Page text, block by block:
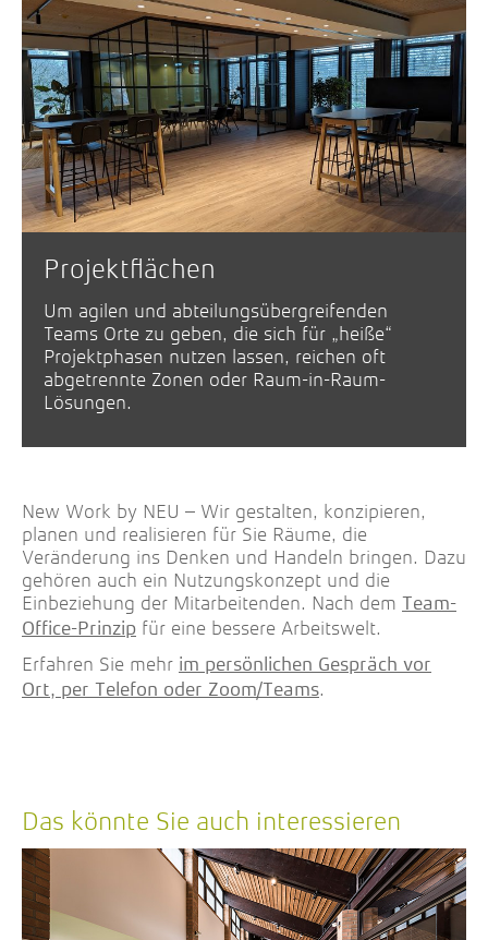
Projektflächen
Um agilen und abteilungsübergreifenden
Teams Orte zu geben, die sich für „heiße“
Projektphasen nutzen lassen, reichen oft
abgetrennte Zonen oder Raum-in-Raum-
Lösungen.
New Work by NEU – Wir gestalten, konzipieren,
planen und realisieren für Sie Räume, die
Veränderung ins Denken und Handeln bringen. Dazu
gehören auch ein Nutzungskonzept und die
Einbeziehung der Mitarbeitenden. Nach dem Team-
Office-Prinzip für eine bessere Arbeitswelt.
Erfahren Sie mehr im persönlichen Gespräch vor
Ort, per Telefon oder Zoom/Teams.
Das könnte Sie auch interessieren